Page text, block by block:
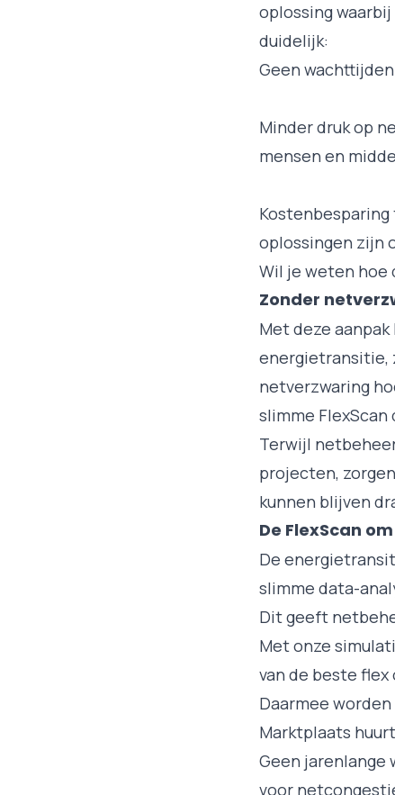
oplossing
duidelijk:
Geen
Minder druk op
mensen en
oplossingen zijn
Wil je weten hoe
Zonder
Met deze
energietransitie,
netverzwaring
slimme FlexScan
Terwijl
projecten,
kunnen blijven
De FlexScan
De
slimme data-
Dit geeft
Met onze
van de beste flex
Daarmee
Marktplaats
Geen jarenlange
voor